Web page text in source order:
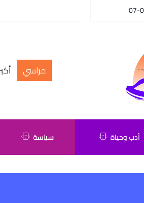
مراسي
أدب وحياة سياسة